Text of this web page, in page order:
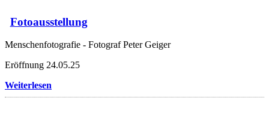
Fotoausstellung
Menschenfotografie - Fotograf Peter Geiger
Eröffnung 24.05.25
Weiterlesen